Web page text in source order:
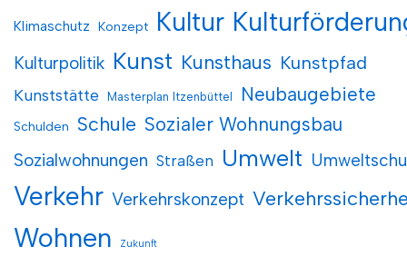
Klimaschutz Konzept Kultur
Kulturpolitik Kunst Kunsthaus Kunstpfad
Kunststätte Masterplan Itzenbüttel Neubaugebiete
Schulden Schule Sozialer Wohnungsbau
Sozialwohnungen Straßen Umwelt
Verkehr Verkehrskonzept
Wohnen Zukunft